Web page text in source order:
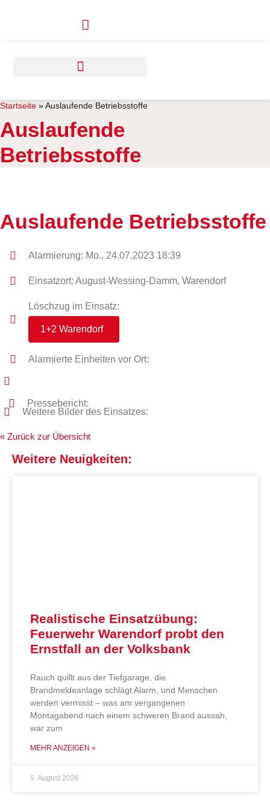
Startseite » Auslaufende Betriebsstoffe
Auslaufende
Betriebsstoffe
Auslaufende Betriebsstoffe
Alarmierung: Mo., 24.07.2023 18:39
Einsatzort: August-Wessing-Damm, Warendorf
Löschzug im Einsatz:
1+2 Warendorf
Alarmierte Einheiten vor Ort:
Pressebericht:
Weitere Bilder des Einsatzes:
« Zurück zur Übersicht
Weitere Neuigkeiten:
Realistische Einsatzübung:
Feuerwehr Warendorf probt den
Ernstfall an der Volksbank
Rauch quillt aus der Tiefgarage, die
Brandmeldeanlage schlägt Alarm, und Menschen
werden vermisst – was am vergangenen
Montagabend nach einem schweren Brand aussah,
war zum
MEHR ANZEIGEN »
5. August 2026